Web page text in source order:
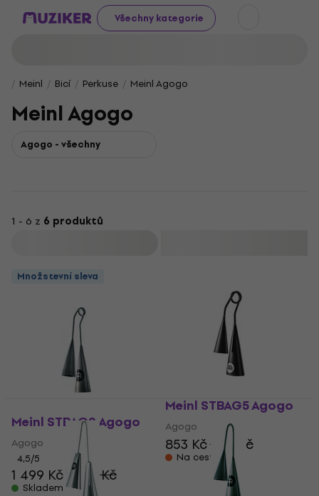
Všechny kategorie
Meinl Bicí Perkuse Meinl Agogo
Meinl Agogo
Agogo - všechny
1 - 6 z 6 produktů
Množstevní sleva
Meinl STBAG2 Agogo
Agogo
4,5/5
1 499 Kč 1 583 Kč
Skladem
Meinl STBAG5 Agogo
Agogo
853 Kč902 Kč
Na cestě